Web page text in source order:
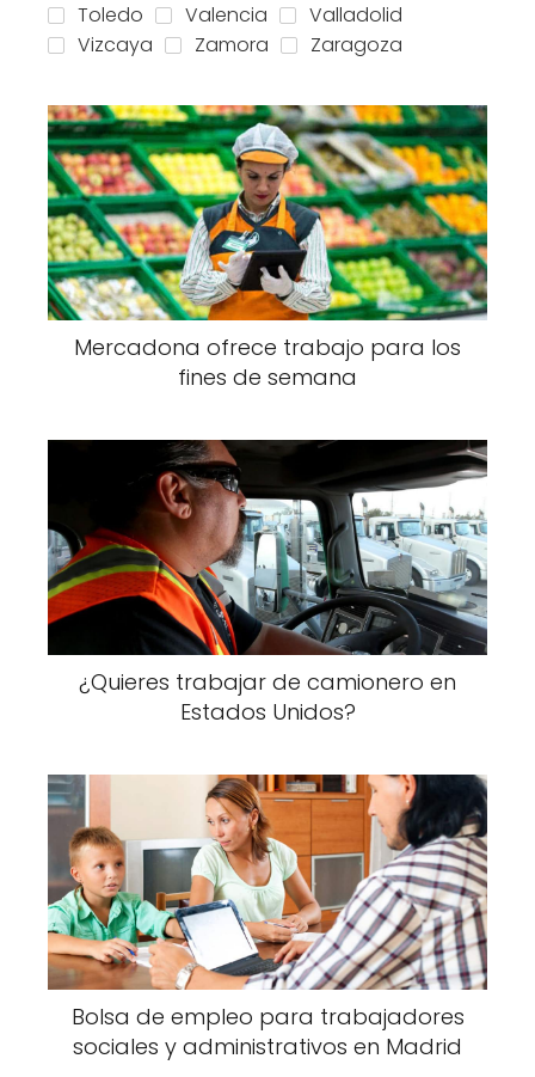
Toledo
Valencia
Valladolid
Vizcaya
Zamora Zaragoza
Mercadona ofrece trabajo para los
fines de semana
¿Quieres trabajar de camionero en
Estados Unidos?
Bolsa de empleo para trabajadores
sociales y administrativos en Madrid